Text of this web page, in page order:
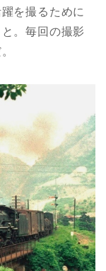
を撮るために
。毎回の撮影